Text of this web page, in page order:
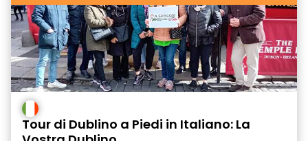
Tour di Dublino a Piedi in Italiano: La